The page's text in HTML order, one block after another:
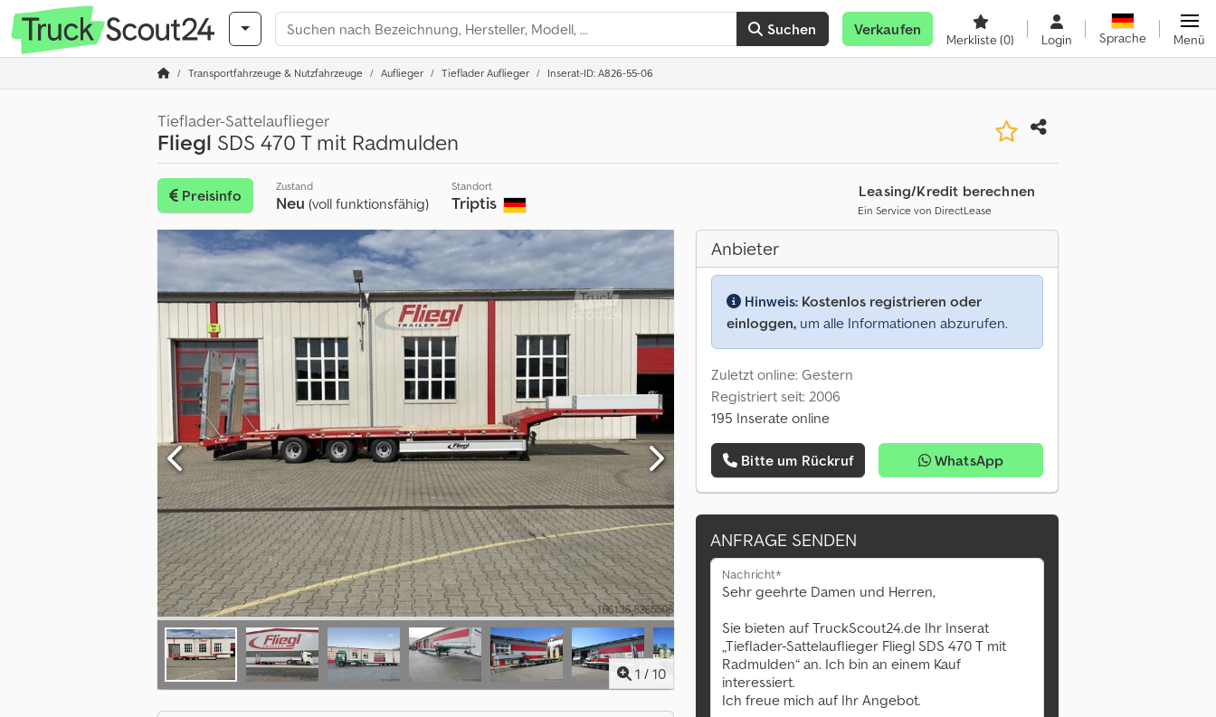
Suchen Verkaufen
Merkliste(0) Login Sprache Menü
Transportfahrzeuge & Nutzfahrzeuge Auflieger Tieflader Auflieger Inserat-ID: A826-55-06
Tieflader-Sattelauflieger
Fliegl SDS 470 T mit Radmulden
Preisinfo
Zustand
Neu (voll funktionsfähig)
Standort
Triptis
Leasing/Kredit berechnen
Ein Service von DirectLease
1 / 10
Anbieter
Hinweis: Kostenlos registrieren oder
einloggen, um alle Informationen abzurufen.
Zuletzt online: Gestern
Registriert seit: 2006
195 Inserate online
Bitte um Rückruf WhatsApp
ANFRAGE SENDEN
Nachricht*